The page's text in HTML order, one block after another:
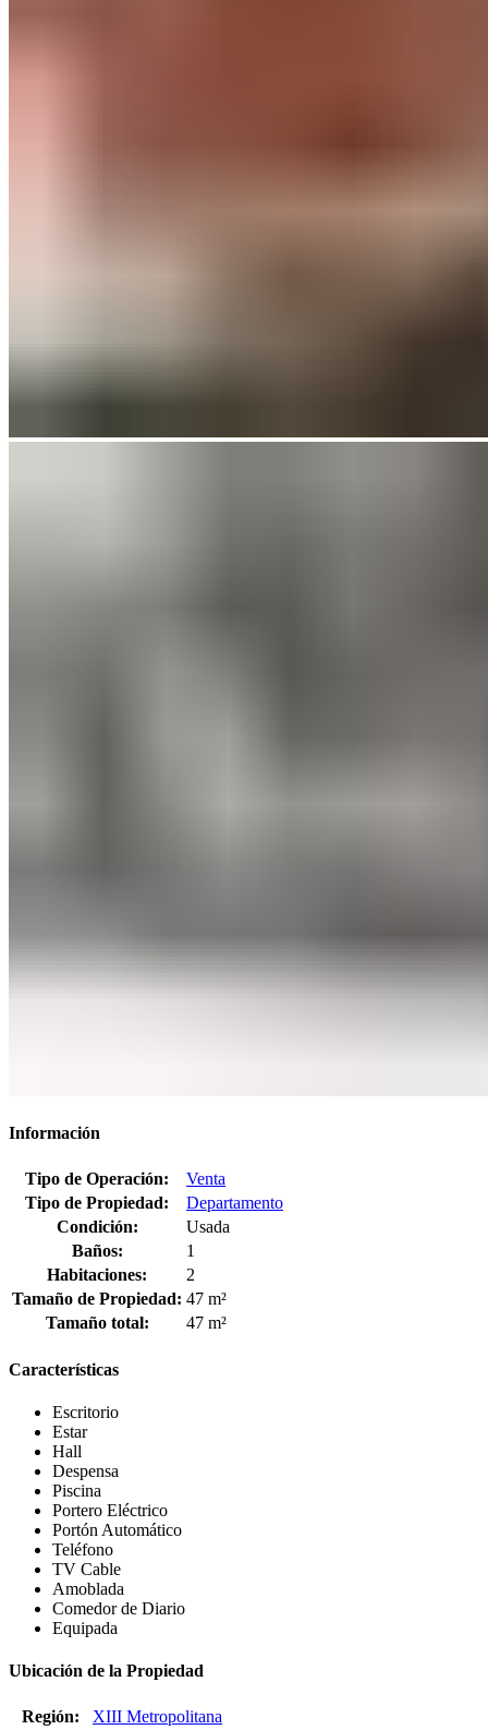
Información
Tipo de Operación:
Venta
Tipo de Propiedad:
Departamento
Condición:
Usada
Baños:
1
Habitaciones:
2
Tamaño de Propiedad: 47 m²
Tamaño total:
47 m²
Características
Escritorio
Estar
Hall
Despensa
Piscina
Portero Eléctrico
Portón Automático
Teléfono
TV Cable
Amoblada
Comedor de Diario
Equipada
Ubicación de la Propiedad
Región:
XIII Metropolitana